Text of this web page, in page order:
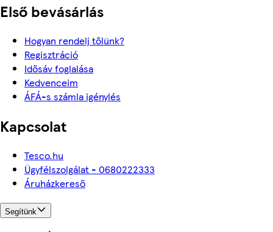
Első bevásárlás
Hogyan rendelj tőlünk?
Regisztráció
Idősáv foglalása
Kedvenceim
ÁFÁ-s számla igénylés
Kapcsolat
Tesco.hu
Ügyfélszolgálat - 0680222333
Áruházkereső
Segítünk